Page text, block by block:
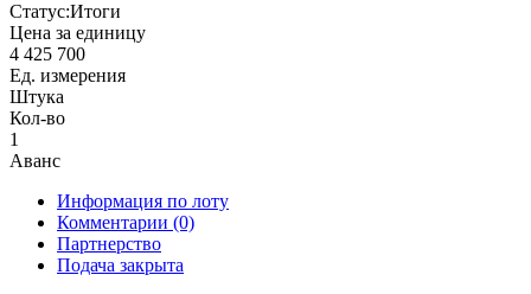
Статус:Итоги
Цена за единицу
4 425 700
Ед. измерения
Штука
Кол-во
1
Аванс
Информация по лоту
Комментарии (0)
Партнерство
Подача закрыта